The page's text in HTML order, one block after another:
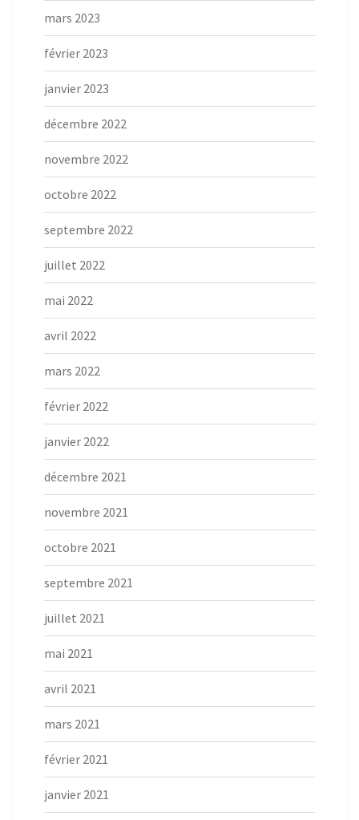
mars 2023
février 2023
janvier 2023
décembre 2022
novembre 2022
octobre 2022
septembre 2022
juillet 2022
mai 2022
avril 2022
mars 2022
février 2022
janvier 2022
décembre 2021
novembre 2021
octobre 2021
septembre 2021
juillet 2021
mai 2021
avril 2021
mars 2021
février 2021
janvier 2021